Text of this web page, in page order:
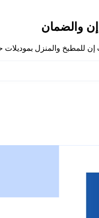
والضمان
للمطبخ والمنزل